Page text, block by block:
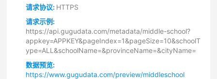
请求协议: HTTPS
请求示例:
https://api.gugudata.com/metadata/middle-school?
appkey=APPKEY&pageIndex=1&pageSize=10&schoolT
ype=ALL&schoolName=&provinceName=&cityName=
数据预览:
https://www.gugudata.com/preview/middleschool